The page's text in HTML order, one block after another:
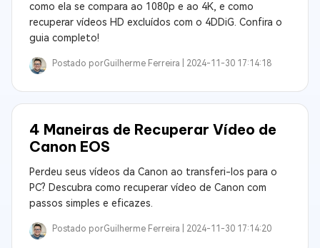
como ela se compara ao 1080p e ao 4K, e como
recuperar vídeos HD excluídos com o 4DDiG. Confira o
guia completo!
Postado porGuilherme Ferreira | 2024-11-30 17:14:18
4 Maneiras de Recuperar Vídeo de
Canon EOS
Perdeu seus vídeos da Canon ao transferi-los para o
PC? Descubra como recuperar vídeo de Canon com
passos simples e eficazes.
Postado porGuilherme Ferreira | 2024-11-30 17:14:20